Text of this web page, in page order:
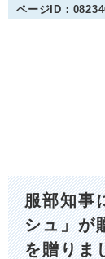
ページID：
服部知事
シュ」が
を贈りま